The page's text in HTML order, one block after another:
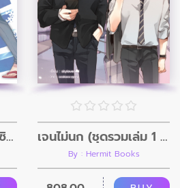
Once upon a time ซินเดอเรลลากับเจ้าชายรองเท้าแตะ เจนไม่นก (ชุดรวมเล่ม 1 - 3)
By : Hermit Books